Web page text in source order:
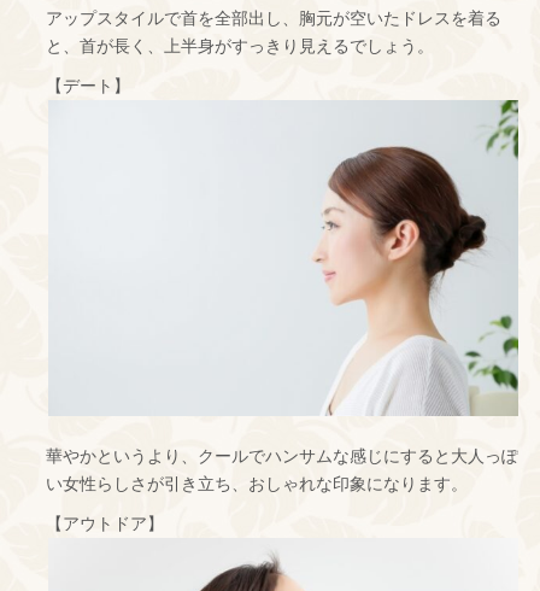
アップスタイルで首を全部出し、胸元が空いたドレスを着る
と、首が長く、上半身がすっきり見えるでしょう。
【デート】
華やかというより、クールでハンサムな感じにすると大人っぽ
い女性らしさが引き立ち、おしゃれな印象になります。
【アウトドア】